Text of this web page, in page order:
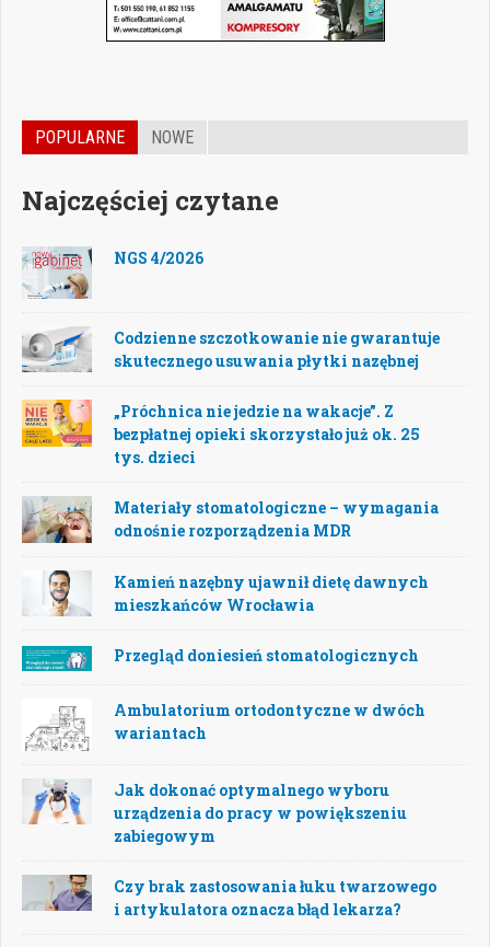
POPULARNE NOWE
Najczęściej czytane
NGS 4/2026
Codzienne szczotkowanie nie gwarantuje
skutecznego usuwania płytki nazębnej
„Próchnica nie jedzie na wakacje”. Z
bezpłatnej opieki skorzystało już ok. 25
tys. dzieci
Materiały stomatologiczne – wymagania
odnośnie rozporządzenia MDR
Kamień nazębny ujawnił dietę dawnych
mieszkańców Wrocławia
Przegląd doniesień stomatologicznych
Ambulatorium ortodontyczne w dwóch
wariantach
Jak dokonać optymalnego wyboru
urządzenia do pracy w powiększeniu
zabiegowym
Czy brak zastosowania łuku twarzowego
i artykulatora oznacza błąd lekarza?